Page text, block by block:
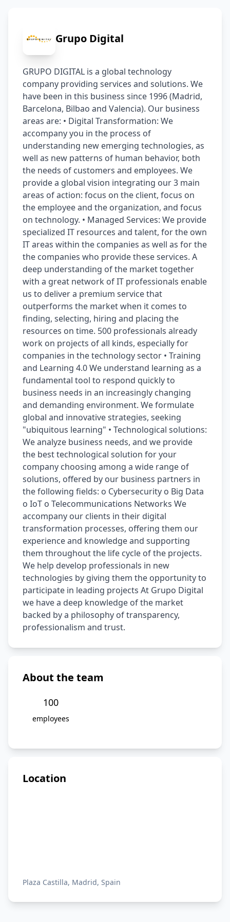
Grupo Digital
GRUPO DIGITAL is a global technology
company providing services and solutions. We
have been in this business since 1996 (Madrid,
Barcelona, ​Bilbao and Valencia). Our business
areas are: • Digital Transformation: We
accompany you in the process of
understanding new emerging technologies, as
well as new patterns of human behavior, both
the needs of customers and employees. We
provide a global vision integrating our 3 main
areas of action: focus on the client, focus on
the employee and the organization, and focus
on technology. • Managed Services: We provide
specialized IT resources and talent, for the own
IT areas within the companies as well as for the
the companies who provide these services. A
deep understanding of the market together
with a great network of IT professionals enable
us to deliver a premium service that
outperforms the market when it comes to
finding, selecting, hiring and placing the
resources on time. 500 professionals already
work on projects of all kinds, especially for
companies in the technology sector • Training
and Learning 4.0 We understand learning as a
fundamental tool to respond quickly to
business needs in an increasingly changing
and demanding environment. We formulate
global and innovative strategies, seeking
"ubiquitous learning"​ • Technological solutions:
We analyze business needs, and we provide
the best technological solution for your
company choosing among a wide range of
solutions, offered by our business partners in
the following fields: o Cybersecurity o Big Data
o IoT o Telecommunications Networks We
accompany our clients in their digital
transformation processes, offering them our
experience and knowledge and supporting
them throughout the life cycle of the projects.
We help develop professionals in new
technologies by giving them the opportunity to
participate in leading projects At Grupo Digital
we have a deep knowledge of the market
backed by a philosophy of transparency,
professionalism and trust.
About the team
100
employees
Location
Plaza Castilla, Madrid, Spain